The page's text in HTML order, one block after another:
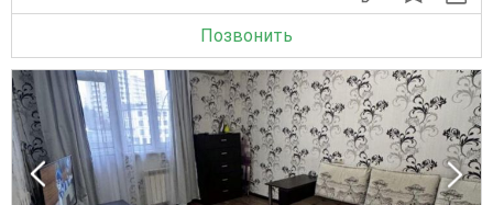
Позвонить